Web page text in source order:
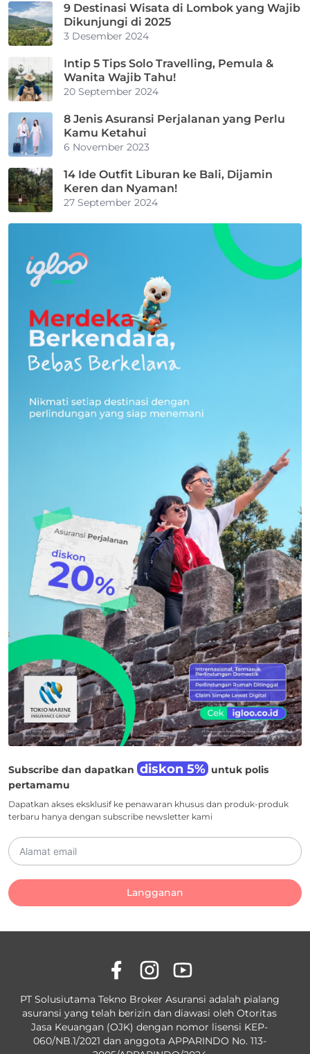
9 Destinasi Wisata di Lombok yang Wajib
Dikunjungi di 2025
3 Desember 2024
Intip 5 Tips Solo Travelling, Pemula &
Wanita Wajib Tahu!
20 September 2024
8 Jenis Asuransi Perjalanan yang Perlu
Kamu Ketahui
6 November 2023
14 Ide Outfit Liburan ke Bali, Dijamin
Keren dan Nyaman!
27 September 2024
Subscribe dan dapatkan diskon 5% untuk polis
pertamamu
Dapatkan akses eksklusif ke penawaran khusus dan produk-produk
terbaru hanya dengan subscribe newsletter kami
Langganan
PT Solusiutama Tekno Broker Asuransi adalah pialang
asuransi yang telah berizin dan diawasi oleh Otoritas
Jasa Keuangan (OJK) dengan nomor lisensi KEP-
060/NB.1/2021 dan anggota APPARINDO No. 113-